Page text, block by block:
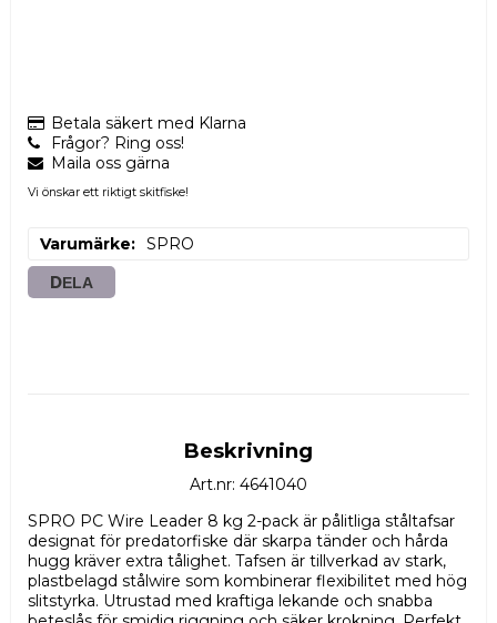
Betala säkert med Klarna
Frågor? Ring oss!
Maila oss gärna
Vi önskar ett riktigt skitfiske!
Varumärke SPRO
DELA
Beskrivning
Art.nr: 4641040
SPRO PC Wire Leader 8 kg 2-pack är pålitliga ståltafsar
designat för predatorfiske där skarpa tänder och hårda
hugg kräver extra tålighet. Tafsen är tillverkad av stark,
plastbelagd stålwire som kombinerar flexibilitet med hög
slitstyrka. Utrustad med kraftiga lekande och snabba